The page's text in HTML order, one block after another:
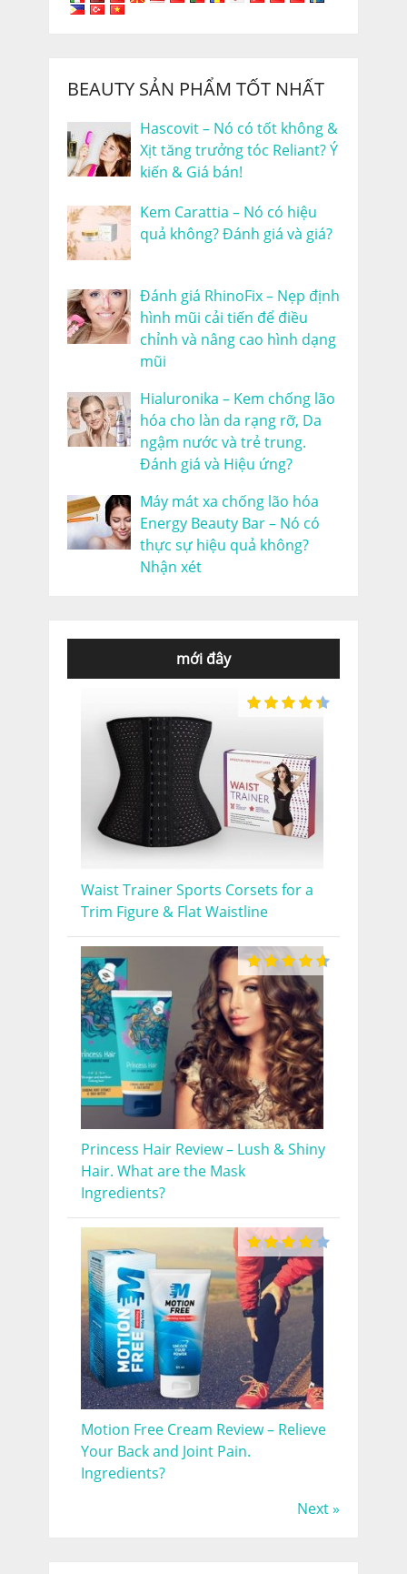
BEAUTY SẢN PHẨM TỐT NHẤT
Hascovit – Nó có tốt không &
Xịt tăng trưởng tóc Reliant? Ý
kiến & Giá bán!
Kem Carattia – Nó có hiệu
quả không? Đánh giá và giá?
Đánh giá RhinoFix – Nẹp định
hình mũi cải tiến để điều
chỉnh và nâng cao hình dạng
mũi
Hialuronika – Kem chống lão
hóa cho làn da rạng rỡ, Da
ngậm nước và trẻ trung.
Đánh giá và Hiệu ứng?
Máy mát xa chống lão hóa
Energy Beauty Bar – Nó có
thực sự hiệu quả không?
Nhận xét
mới đây
Waist Trainer Sports Corsets for a
Trim Figure & Flat Waistline
Princess Hair Review – Lush & Shiny
Hair. What are the Mask
Ingredients?
Motion Free Cream Review – Relieve
Your Back and Joint Pain.
Ingredients?
Next »